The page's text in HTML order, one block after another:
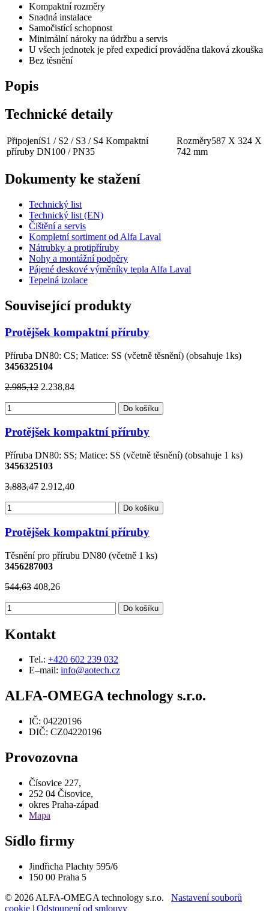
Kompaktní rozměry
Snadná instalace
Samočistící schopnost
Minimální nároky na údržbu a servis
U všech jednotek je před expedicí prováděna tlaková zkouška
Bez těsnění
Popis
Technické detaily
PřipojeníS1 / S2 / S3 / S4 Kompaktní
příruby DN100 / PN35
Rozměry587 X 324 X
742 mm
Dokumenty ke stažení
Technický list
Technický list (EN)
Čištění a servis
Kompletní sortiment od Alfa Laval
Nátrubky a protipříruby
Nohy a montážní podpěry
Pájené deskové výměníky tepla Alfa Laval
Tepelná izolace
Související produkty
Protějšek kompaktní příruby
Příruba DN80: CS; Matice: SS (včetně těsnění) (obsahuje 1ks)
3456325104
2.985,12 2.238,84
Do košíku
Protějšek kompaktní příruby
Příruba DN80: SS; Matice: SS (včetně těsnění) (obsahuje 1 ks)
3456325103
3.883,47 2.912,40
Do košíku
Protějšek kompaktní příruby
Těsnění pro přírubu DN80 (včetně 1 ks)
3456287003
544,63 408,26
Do košíku
Kontakt
Tel.: +420 602 239 032
E–mail: info@aotech.cz
ALFA-OMEGA technology s.r.o.
IČ: 04220196
DIČ: CZ04220196
Provozovna
Čísovice 227,
252 04 Čisovice,
okres Praha-západ
Mapa
Sídlo firmy
Jindřicha Plachty 595/6
150 00 Praha 5
© 2026 ALFA-OMEGA technology s.r.o.
Nastavení souborů
cookie | Odstoupení od smlouvy